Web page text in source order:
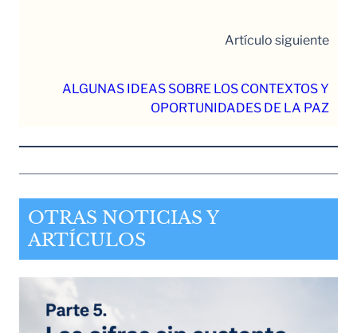
Artículo siguiente
ALGUNAS IDEAS SOBRE LOS CONTEXTOS Y
OPORTUNIDADES DE LA PAZ
OTRAS NOTICIAS Y
ARTÍCULOS